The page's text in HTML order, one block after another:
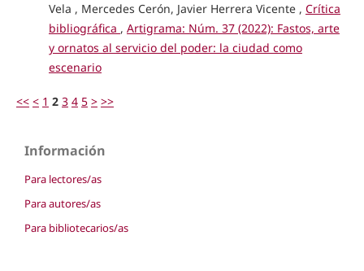
Vela , Mercedes Cerón, Javier Herrera Vicente , Crítica
bibliográfica , Artigrama: Núm. 37 (2022): Fastos, arte
y ornatos al servicio del poder: la ciudad como
escenario
<< < 1 2 3 4 5 > >>
Información
Para lectores/as
Para autores/as
Para bibliotecarios/as